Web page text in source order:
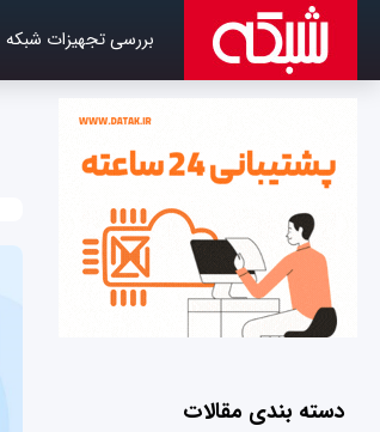
بررسی تجهیزات شبکه
دسته بندی مقالات